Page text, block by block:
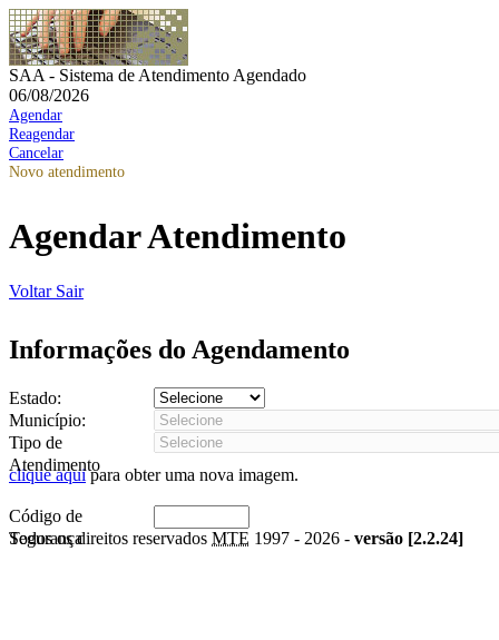
SAA - Sistema de Atendimento Agendado
06/08/2026
Agendar
Reagendar
Cancelar
Novo atendimento
Agendar Atendimento
Voltar Sair
Informações do Agendamento
Estado:
Município:
Tipo de
Atendimento
clique aquipara obter uma nova imagem.
Código de
Segurança
Todos os direitos reservados MTE 1997 - 2026 - versão [2.2.24]